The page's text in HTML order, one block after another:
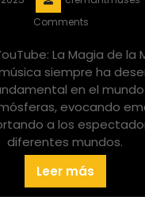
Comments
La Magia de la
siempre ha
en el
evocando
a los
diferentes mundos.
Leer más